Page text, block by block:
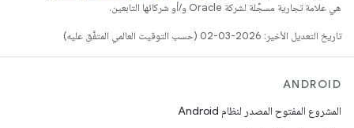
هي علامة تجارية مسجَّلة لشركة Oracle و/أو شركائها التابعين.
تاريخ التعديل الأخير: 2026-03-02 (حسب التوقيت العالمي المتفَّق عليه)
ANDROID
المشروع المفتوح المصدر لنظام Android